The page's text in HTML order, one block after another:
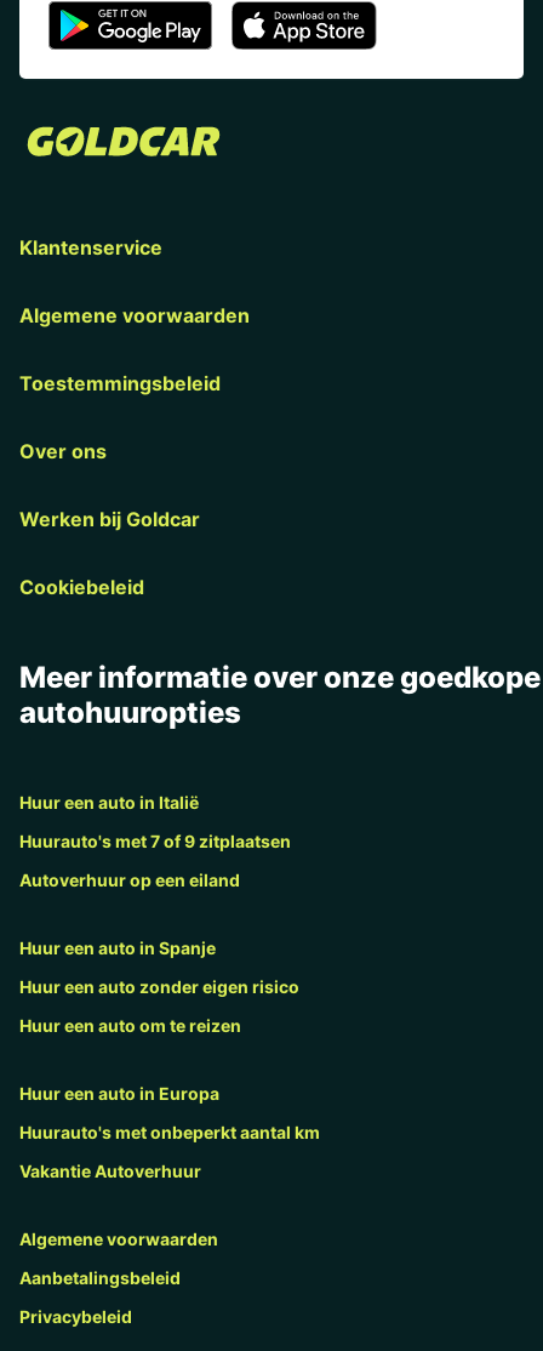
Klantenservice
Algemene voorwaarden
Toestemmingsbeleid
Over ons
Werken bij Goldcar
Cookiebeleid
Meer informatie over onze goedkope
autohuuropties
Huur een auto in Italië
Huurauto's met 7 of 9 zitplaatsen
Autoverhuur op een eiland
Huur een auto in Spanje
Huur een auto zonder eigen risico
Huur een auto om te reizen
Huur een auto in Europa
Huurauto's met onbeperkt aantal km
Vakantie Autoverhuur
Algemene voorwaarden
Aanbetalingsbeleid
Privacybeleid